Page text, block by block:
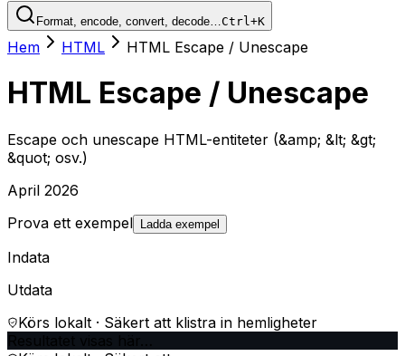
Format, encode, convert, decode…Ctrl+K
Hem HTML HTML Escape / Unescape
HTML Escape / Unescape
Escape och unescape HTML-entiteter (&amp; &lt; &gt;
&quot; osv.)
April 2026
Prova ett exempel
Ladda exempel
Indata
Utdata
Körs lokalt · Säkert att klistra in hemligheter